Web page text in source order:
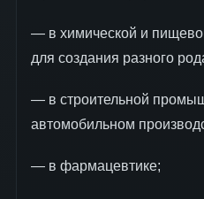
— в химической и
для создания разного
— в строительной
автомобильном
— в фармацевтике;